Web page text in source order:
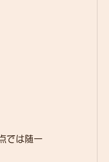
では随一